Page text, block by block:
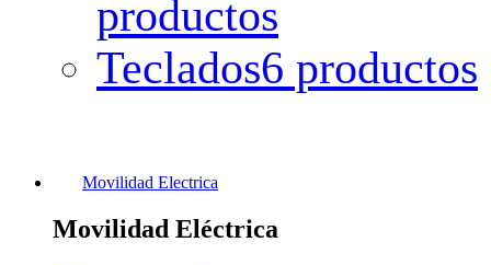
productos
Teclados6 productos
Movilidad Electrica
Movilidad Eléctrica